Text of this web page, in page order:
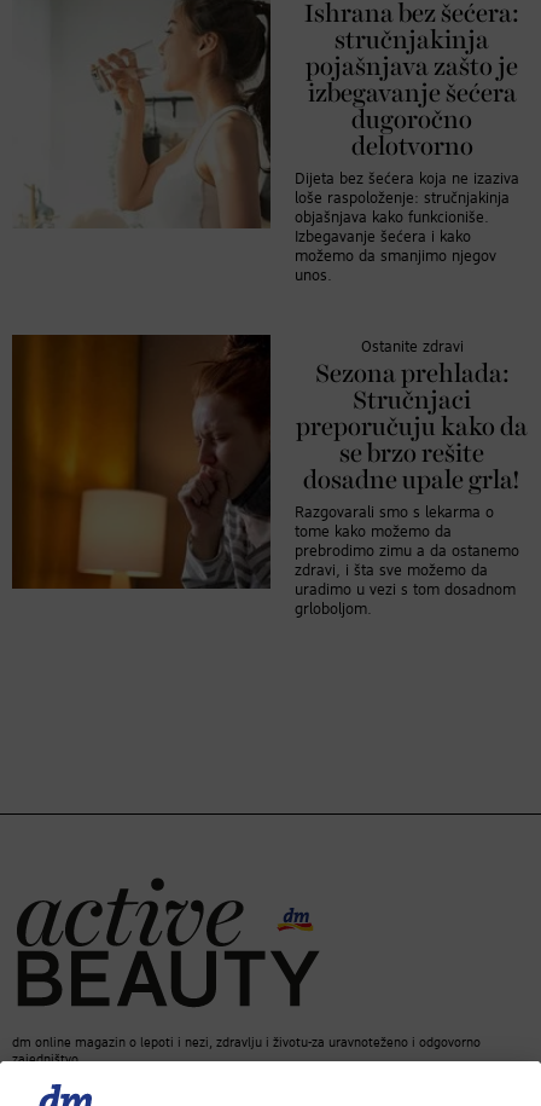
Ishrana bez šećera:
stručnjakinja
pojašnjava zašto je
izbegavanje šećera
dugoročno
delotvorno
Dijeta bez šećera koja ne izaziva
loše raspoloženje: stručnjakinja
objašnjava kako funkcioniše.
Izbegavanje šećera i kako
možemo da smanjimo njegov
unos.
Ostanite zdravi
Sezona prehlada:
Stručnjaci
preporučuju kako da
se brzo rešite
dosadne upale grla!
Razgovarali smo s lekarma o
tome kako možemo da
prebrodimo zimu a da ostanemo
zdravi, i šta sve možemo da
uradimo u vezi s tom dosadnom
grloboljom.
dm online magazin o lepoti i nezi, zdravlju i životu-za uravnoteženo i odgovorno
zajedništvo.